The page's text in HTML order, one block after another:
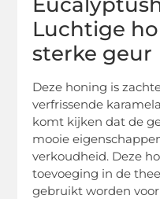
Luchtige
sterke geur
Deze honing is
verfrissende
komt kijken dat de
mooie
verkoudheid. Deze
toevoeging in de
gebruikt worden